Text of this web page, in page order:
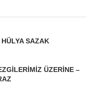
SAZAK
ÜZERINE –